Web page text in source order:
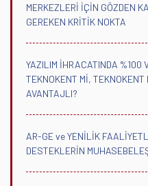
MERKEZLERİ İÇİN GÖZDEN
GEREKEN KRİTİK NOKTA
YAZILIM İHRACATINDA %100
TEKNOKENT Mİ, TEKNOKENT
AVANTAJLI?
AR-GE ve YENİLİK
DESTEKLERİN